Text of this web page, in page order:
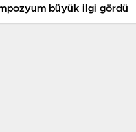
büyük ilgi gördü